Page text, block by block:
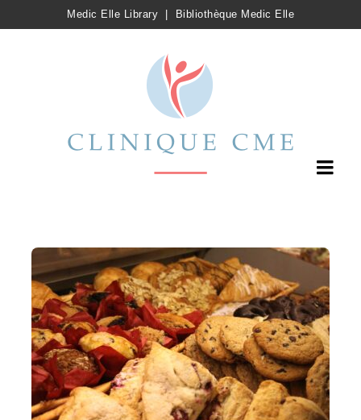
Medic Elle Library Bibliothèque Medic Elle